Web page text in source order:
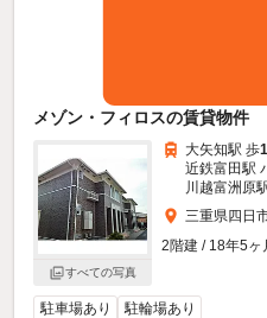
メゾン・フィロスの賃貸物件
すべての写真
大矢知駅 歩
近鉄富田駅
川越富洲原
三重県四日
2階建 / 18年5ヶ
駐車場あり 駐輪場あり